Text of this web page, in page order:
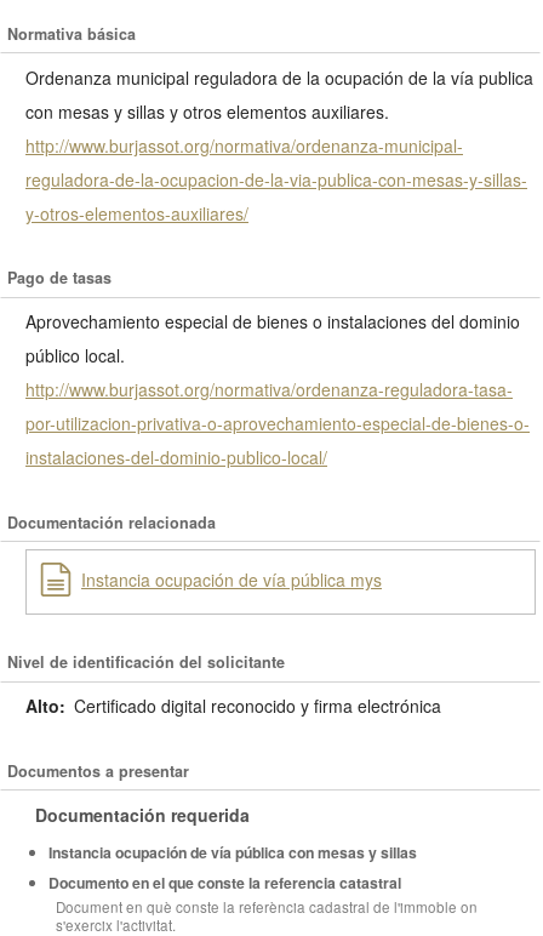
Normativa básica
Ordenanza municipal reguladora de la ocupación de la vía publica
con mesas y sillas y otros elementos auxiliares.
http://www.burjassot.org/normativa/ordenanza-municipal-
reguladora-de-la-ocupacion-de-la-via-publica-con-mesas-y-sillas-
y-otros-elementos-auxiliares/
Pago de tasas
Aprovechamiento especial de bienes o instalaciones del dominio
público local.
http://www.burjassot.org/normativa/ordenanza-reguladora-tasa-
por-utilizacion-privativa-o-aprovechamiento-especial-de-bienes-o-
instalaciones-del-dominio-publico-local/
Documentación relacionada
Instancia ocupación de vía pública mys
Nivel de identificación del solicitante
Alto: Certificado digital reconocido y firma electrónica
Documentos a presentar
Documentación requerida
Instancia ocupación de vía pública con mesas y sillas
Documento en el que conste la referencia catastral
Document en què conste la referència cadastral de l'immoble on
s'exercix l'activitat.